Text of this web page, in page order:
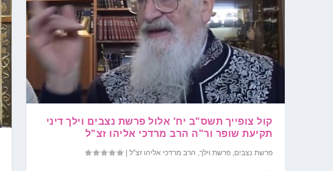
קול צופייך תשס"ב יח' אלול פרשת נצבים וילך דיני
תקיעת שופר ור"ה הרב מרדכי אליהו זצ"ל
פרשת נצבים,פרשת וילך, הרב מרדכי אליהו זצ"ל |